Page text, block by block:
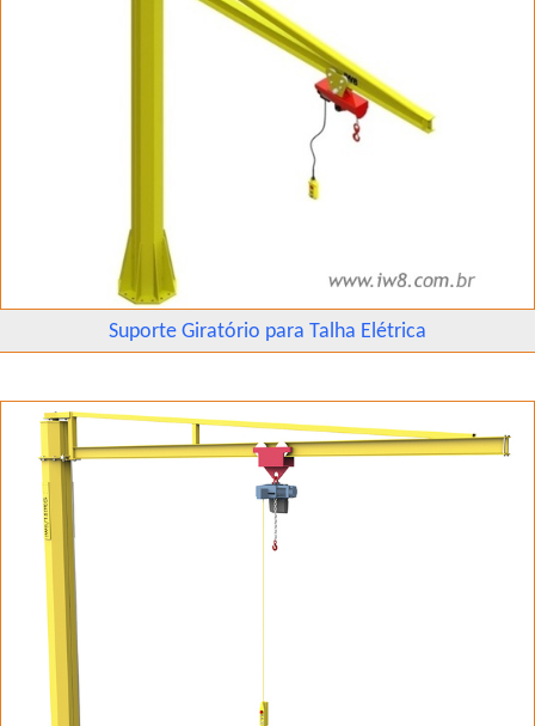
Suporte Giratório para Talha Elétrica